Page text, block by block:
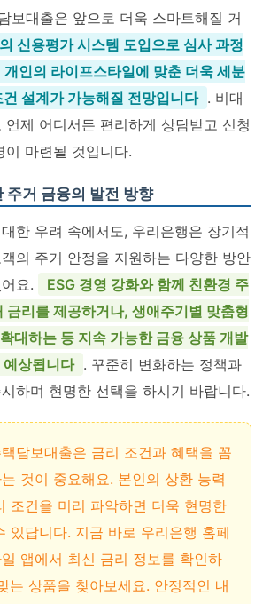
보대출은 앞으로 더욱 스마트해질 거
신용평가 시스템 도입으로 심사 과정
인의 라이프스타일에 맞춘 더욱 세분
설계가 가능해질 전망입니다 . 비대
언제 어디서든 편리하게 상담받고 신청
이 마련될 것입니다.
주거 금융의 발전 방향
한 우려 속에서도, 우리은행은 장기적
의 주거 안정을 지원하는 다양한 방안
요.
ESG 경영 강화와 함께 친환경 주
금리를 제공하거나, 생애주기별 맞춤형
대하는 등 지속 가능한 금융 상품 개발
예상됩니다 . 꾸준히 변화하는 정책과
하며 현명한 선택을 하시기 바랍니다.
담보대출은 금리 조건과 혜택을 꼼
것이 중요해요. 본인의 상환 능력
조건을 미리 파악하면 더욱 현명한
있답니다. 지금 바로 우리은행 홈페
앱에서 최신 금리 정보를 확인하
는 상품을 찾아보세요. 안정적인 내